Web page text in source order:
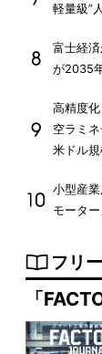
軽量級”
富士経
が2035
高精度
空ラミ
米ドル
小型産
モータ
フリ
「